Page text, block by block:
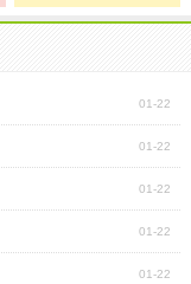
01-22
01-22
01-22
01-22
01-22